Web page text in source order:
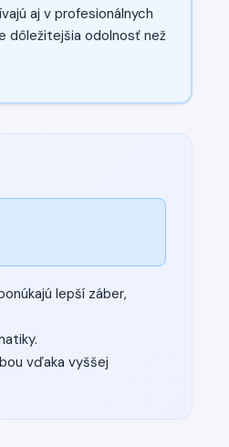
aj v profesionálnych
dôležitejšia odolnosť než
lepší záber,
vďaka vyššej